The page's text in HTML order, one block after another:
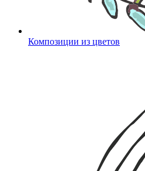
Композиции из цветов